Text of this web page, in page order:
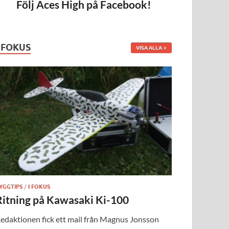
Följ Aces High på Facebook!
VISA ALLA
/I FOKUS
på Kawasaki Ki-100
fick ett mail från Magnus Jonsson